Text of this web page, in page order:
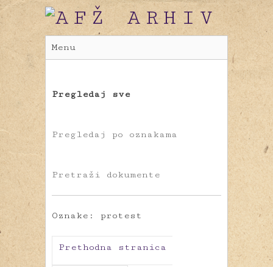
Menu
Pregledaj sve
Pregledaj po oznakama
Pretraži dokumente
Oznake: protest
Prethodna stranica